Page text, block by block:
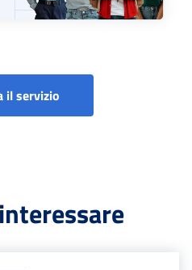
il servizio